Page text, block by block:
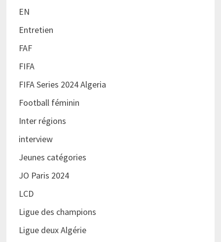
EN
Entretien
FAF
FIFA
FIFA Series 2024 Algeria
Football féminin
Inter régions
interview
Jeunes catégories
JO Paris 2024
LCD
Ligue des champions
Ligue deux Algérie